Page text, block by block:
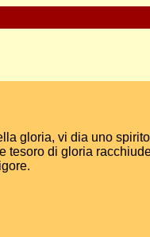
gloria, vi dia uno
di gloria